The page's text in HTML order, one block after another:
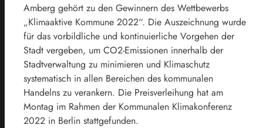
Amberg gehört zu den Gewinnern des Wettbewerbs
„Klimaaktive Kommune 2022“. Die Auszeichnung wurde
für das vorbildliche und kontinuierliche Vorgehen der
Stadt vergeben, um CO2-Emissionen innerhalb der
Stadtverwaltung zu minimieren und Klimaschutz
systematisch in allen Bereichen des kommunalen
Handelns zu verankern. Die Preisverleihung hat am
Montag im Rahmen der Kommunalen Klimakonferenz
2022 in Berlin stattgefunden.